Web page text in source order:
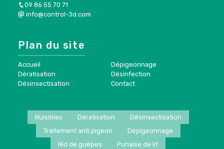
09 86 55 70 71
info@control-3d.com
Plan du site
Accueil
Dératisation
Désinsectisation
Dépigeonnage
Désinfection
Contact
Nuisibles Dératisation
Désinsectisation
Traitement anti pigeon
Dépigeonnage
Nid de guêpes
Punaise de lit